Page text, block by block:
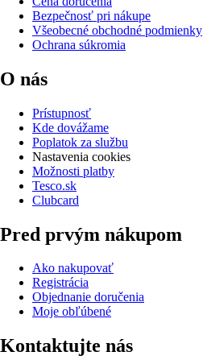
Bezpečnosť pri nákupe
Všeobecné obchodné podmienky
Ochrana súkromia
O nás
Prístupnosť
Kde dovážame
Poplatok za službu
Nastavenia cookies
Možnosti platby
Tesco.sk
Clubcard
Pred prvým nákupom
Ako nakupovať
Registrácia
Objednanie doručenia
Moje obľúbené
Kontaktujte nás